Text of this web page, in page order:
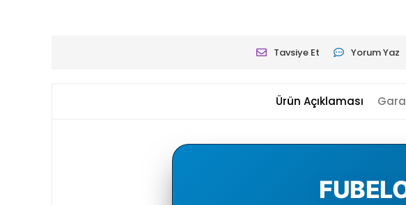
Tavsiye Et Yorum Yaz
Ürün Açıklaması